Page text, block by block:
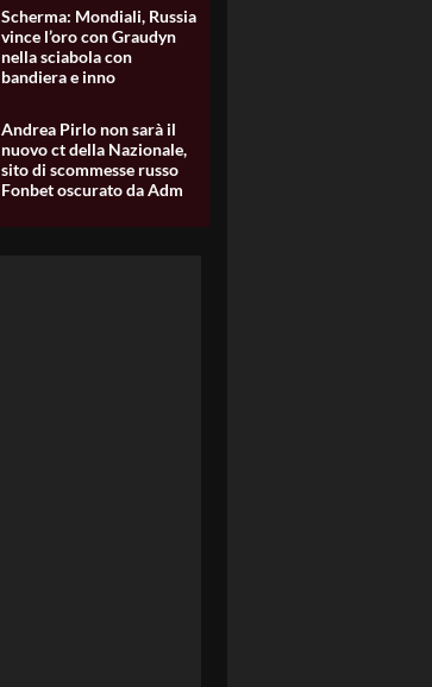
Scherma: Mondiali, Russia
vince l’oro con Graudyn
nella sciabola con
bandiera e inno
Andrea Pirlo non sarà il
nuovo ct della Nazionale,
sito di scommesse russo
Fonbet oscurato da Adm